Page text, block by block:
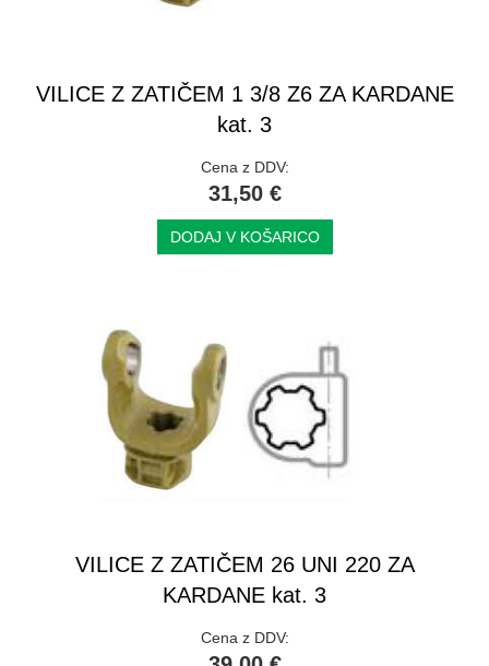
VILICE Z ZATIČEM 1 3/8 Z6 ZA KARDANE
kat. 3
Cena z DDV:
31,50 €
DODAJ V KOŠARICO
VILICE Z ZATIČEM 26 UNI 220 ZA
KARDANE kat. 3
Cena z DDV: